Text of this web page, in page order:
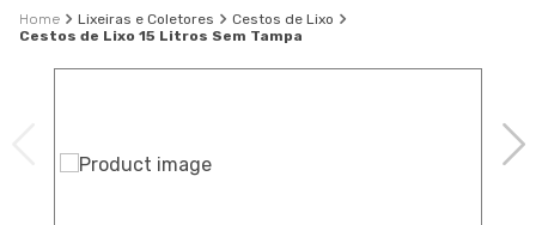
Lixeiras e Coletores
Cestos de Lixo
Cestos de Lixo 15 Litros Sem Tampa